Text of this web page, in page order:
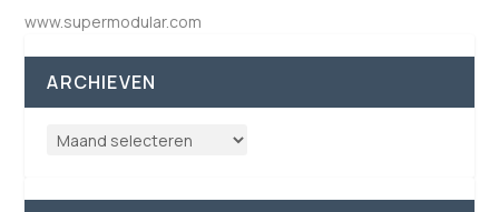
www.supermodular.com
ARCHIEVEN